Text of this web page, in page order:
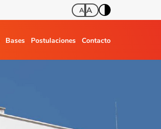
A A
Bases Postulaciones Contacto